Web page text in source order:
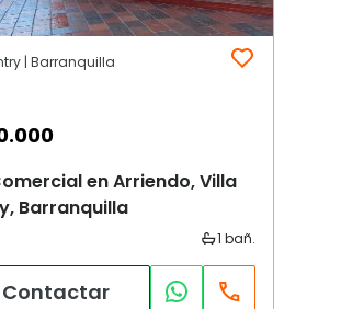
| Barranquilla
en Arriendo, Villa
Barranquilla
Contactar